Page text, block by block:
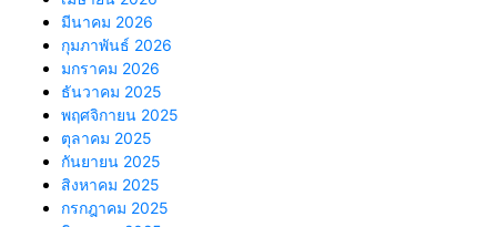
มีนาคม 2026
กุมภาพันธ์ 2026
มกราคม 2026
ธันวาคม 2025
พฤศจิกายน 2025
ตุลาคม 2025
กันยายน 2025
สิงหาคม 2025
กรกฎาคม 2025